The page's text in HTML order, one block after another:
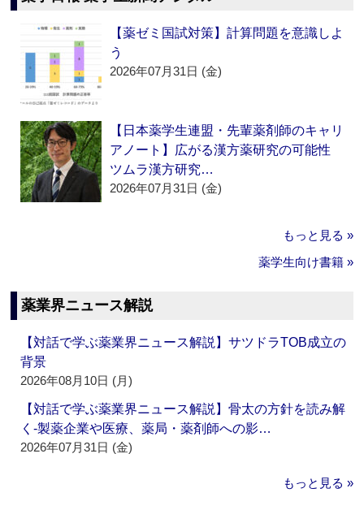
【薬ゼミ国試対策】計算問題を意識しよ
う
2026年07月31日 (金)
【日本薬学生連盟・先輩薬剤師のキャリ
アノート】広がる漢方薬研究の可能性
ツムラ漢方研究…
2026年07月31日 (金)
もっと見る »
薬学生向け書籍 »
薬業界ニュース解説
【対話で学ぶ薬業界ニュース解説】サツドラTOB成立の
背景
2026年08月10日 (月)
【対話で学ぶ薬業界ニュース解説】骨太の方針を読み解
く‐製薬企業や医療、薬局・薬剤師への影…
2026年07月31日 (金)
もっと見る »